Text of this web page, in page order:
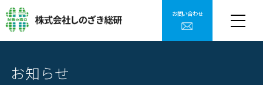
お問い合わせ
お知らせ